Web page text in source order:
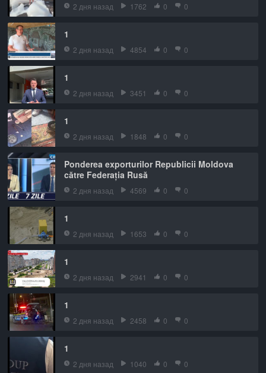
2 дня назад 1762 0 0
1
2 дня назад 4854 0 0
1
2 дня назад 3451 0 0
1
2 дня назад 1848 0 0
Ponderea exporturilor Republicii Moldova
către Federația Rusă
2 дня назад 4569 0 0
1
2 дня назад 1653 0 0
1
2 дня назад 2941 0 0
1
2 дня назад 2458 0 0
1
2 дня назад 1040 0 0